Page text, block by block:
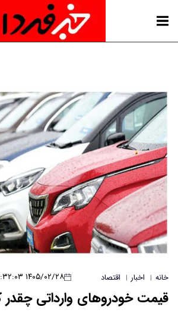
خانه | اخبار | اقتصاد ۱۴۰۵/۰۲/۲۸ ۱۱:۳۲:۰۳
قیمت‌ خودروهای وارداتی‌